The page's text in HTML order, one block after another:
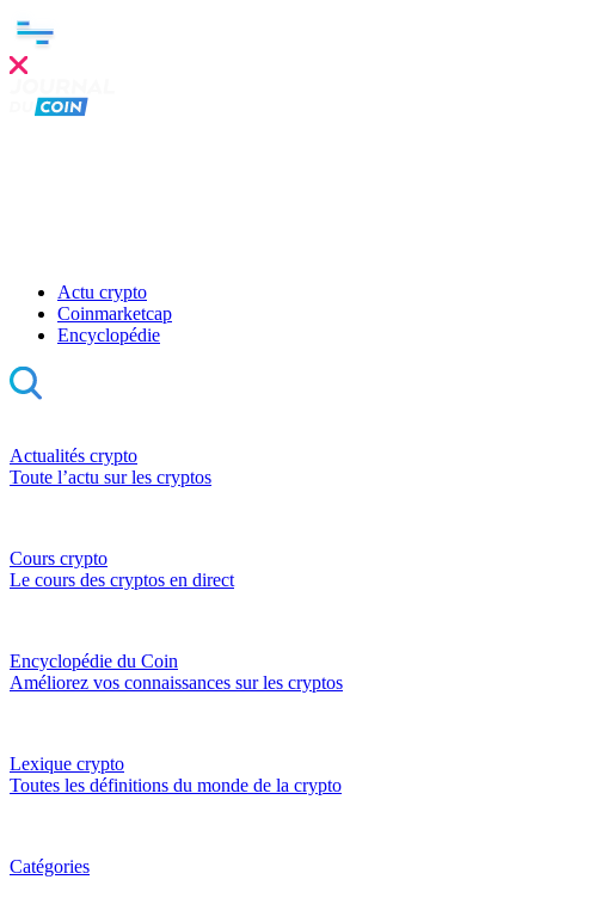
Actu crypto
Coinmarketcap
Encyclopédie
Actualités crypto
Toute l’actu sur les cryptos
Cours crypto
Le cours des cryptos en direct
Encyclopédie du Coin
Améliorez vos connaissances sur les cryptos
Lexique crypto
Toutes les définitions du monde de la crypto
Catégories